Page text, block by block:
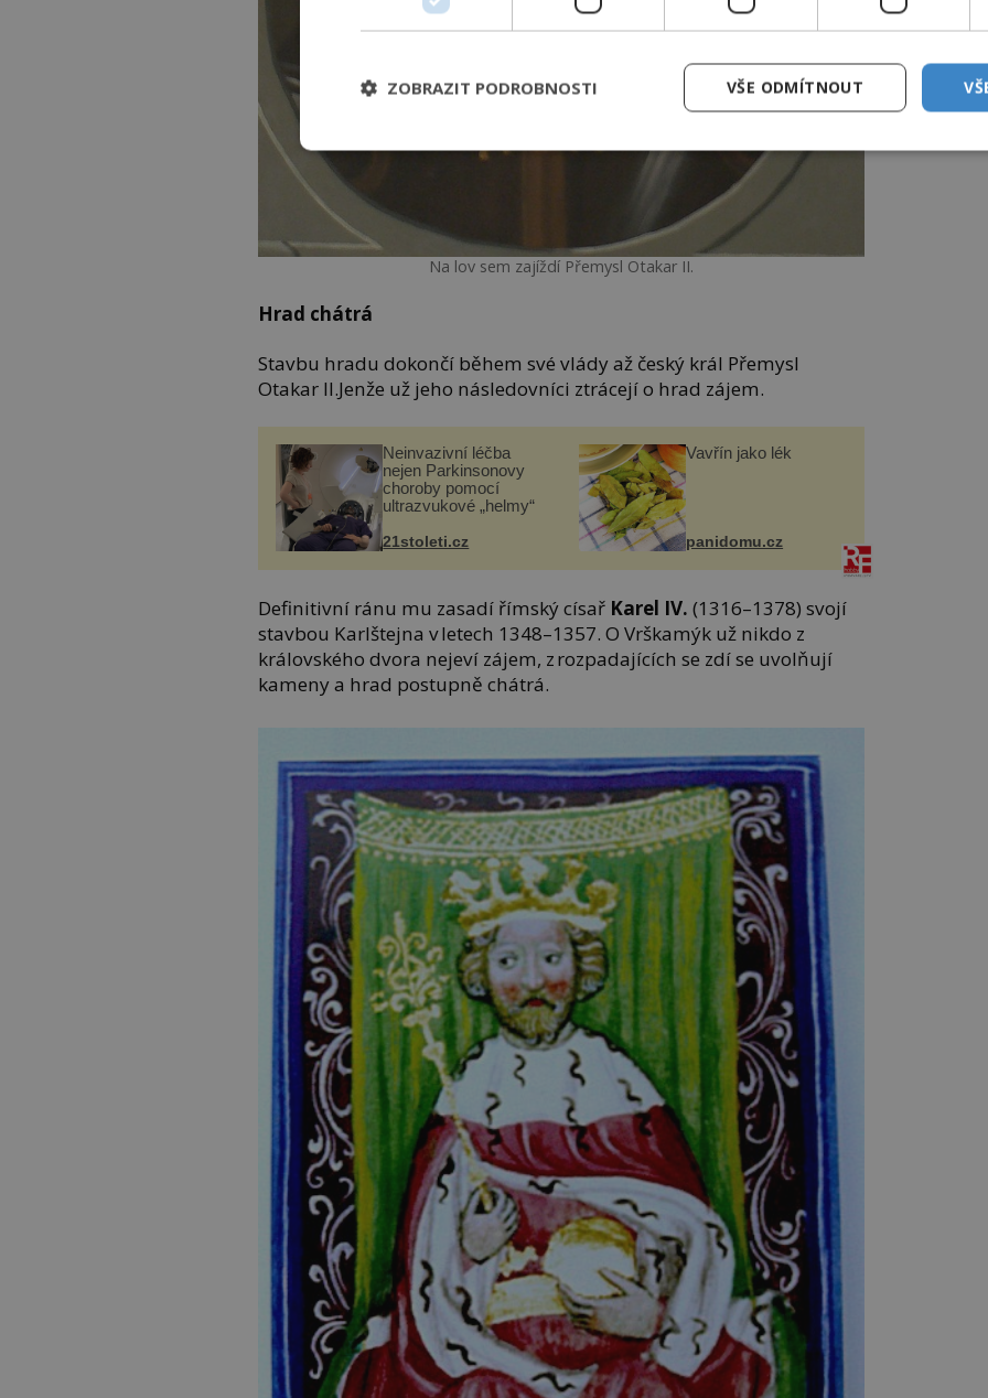
Na lov sem zajíždí Přemysl Otakar II.
Hrad chátrá
Stavbu hradu dokončí během své vlády až český král Přemysl
Otakar II.Jenže už jeho následovníci ztrácejí o hrad zájem.
Neinvazivní léčba
nejen Parkinsonovy
choroby pomocí
ultrazvukové „helmy“
21stoleti.cz
Vavřín jako lék
panidomu.cz
Definitivní ránu mu zasadí římský císař Karel IV. (1316–1378) svojí
stavbou Karlštejna v letech 1348–1357. O Vrškamýk už nikdo z
královského dvora nejeví zájem, z rozpadajících se zdí se uvolňují
kameny a hrad postupně chátrá.
VŠE ODMÍTNOUT
ZOBRAZIT PODROBNOSTI